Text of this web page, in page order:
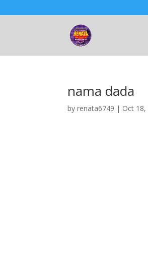
nama dada
byrenata6749 | Oct 18,